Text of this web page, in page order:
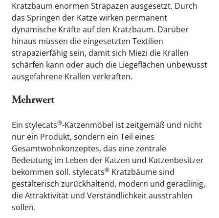
Kratzbaum enormen Strapazen ausgesetzt. Durch
das Springen der Katze wirken permanent
dynamische Kräfte auf den Kratzbaum. Darüber
hinaus müssen die eingesetzten Textilien
strapazierfähig sein, damit sich Miezi die Krallen
schärfen kann oder auch die Liegeflächen unbewusst
ausgefahrene Krallen verkraften.
Mehrwert
Ein stylecats®-Katzenmöbel ist zeitgemäß und nicht
nur ein Produkt, sondern ein Teil eines
Gesamtwohnkonzeptes, das eine zentrale
Bedeutung im Leben der Katzen und Katzenbesitzer
bekommen soll. stylecats® Kratzbäume sind
gestalterisch zurückhaltend, modern und geradlinig,
die Attraktivität und Verständlichkeit ausstrahlen
sollen.